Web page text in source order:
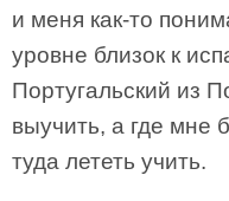
и меня как-то
уровне близок к
Португальский из
выучить, а где мне
туда лететь учить.